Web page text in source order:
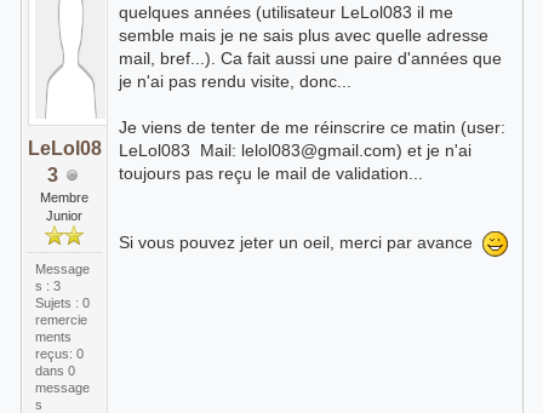
LeLol08
3
Membre
Junior
Message
s : 3
Sujets : 0
remercie
ments
reçus: 0
dans 0
message
s
quelques années (utilisateur LeLol083 il me
semble mais je ne sais plus avec quelle adresse
mail, bref...). Ca fait aussi une paire d'années que
je n'ai pas rendu visite, donc...
Je viens de tenter de me réinscrire ce matin (user:
LeLol083 Mail: lelol083@gmail.com) et je n'ai
toujours pas reçu le mail de validation...
Si vous pouvez jeter un oeil, merci par avance